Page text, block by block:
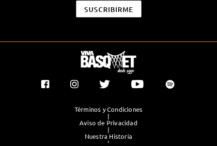
Términos y Condiciones
|
Aviso de Privacidad
|
Nuestra Historia
|